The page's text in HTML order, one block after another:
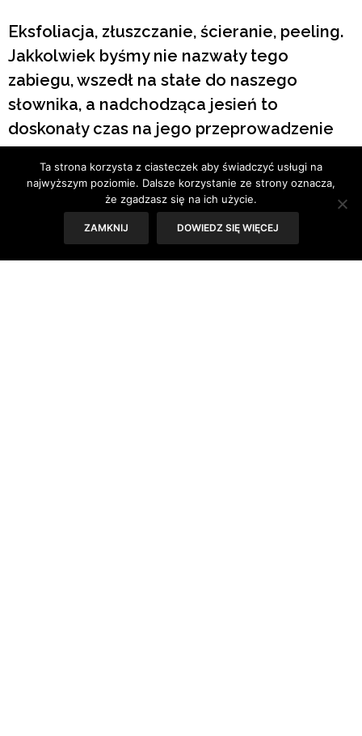
Eksfoliacja, złuszczanie, ścieranie, peeling.
Jakkolwiek byśmy nie nazwały tego
zabiegu, wszedł na stałe do naszego
słownika, a nadchodząca jesień to
doskonały czas na jego przeprowadzenie
nie tylko w domu, ale również w gabinecie
dermatologicznym. Od czego zacząć akcję
Tekst: Antonina Majewska
Ta strona korzysta z ciasteczek aby świadczyć usługi na
najwyższym poziomie. Dalsze korzystanie ze strony oznacza,
że zgadzasz się na ich użycie.
ZAMKNIJ DOWIEDZ SIĘ WIĘCEJ